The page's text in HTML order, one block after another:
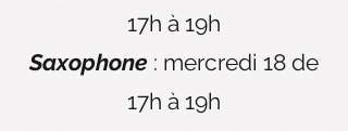
17h à 19h
Saxophone : mercredi 18 de
17h à 19h